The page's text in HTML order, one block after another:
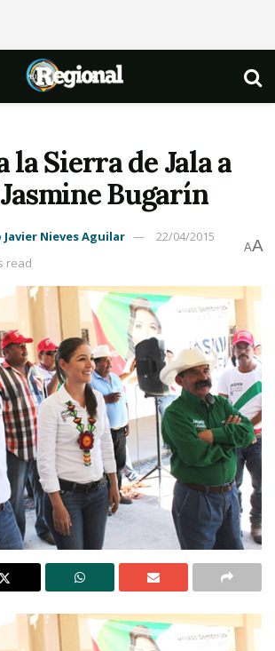
la Sierra de Jala a
Bugarín
Javier Nieves Aguilar
22/04/2015
read
AA